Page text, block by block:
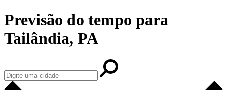
Previsão do tempo para
Tailândia, PA